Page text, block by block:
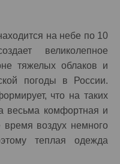
на небе по 10
великолепное
тяжелых облаков и
погоды в России.
что на таких
весьма комфортная и
время воздух немного
теплая одежда